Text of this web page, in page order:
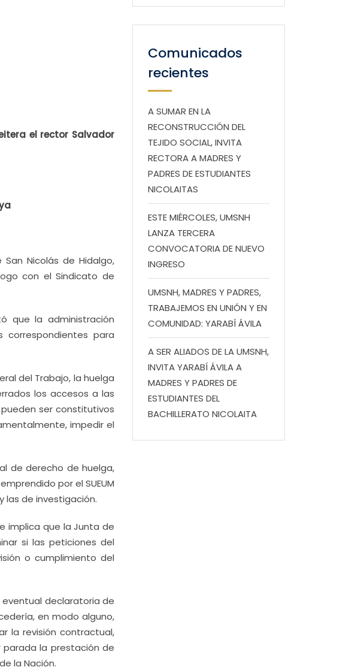
el rector Salvador
Nicolás de Hidalgo,
con el Sindicato de
que la administración
para
del Trabajo, la huelga
los accesos a las
ser constitutivos
impedir el
de derecho de huelga,
por el SUEUM
las de investigación.
implica que la Junta de
si las peticiones del
o cumplimiento del
declaratoria de
en modo alguno,
la revisión contractual,
la prestación de
la Nación.
Comunicados
recientes
A SUMAR EN LA
RECONSTRUCCIÓN DEL
TEJIDO SOCIAL, INVITA
RECTORA A MADRES Y
PADRES DE ESTUDIANTES
NICOLAITAS
ESTE MIÉRCOLES, UMSNH
LANZA TERCERA
CONVOCATORIA DE NUEVO
INGRESO
UMSNH, MADRES Y PADRES,
TRABAJEMOS EN UNIÓN Y EN
COMUNIDAD: YARABÍ ÁVILA
A SER ALIADOS DE LA UMSNH,
INVITA YARABÍ ÁVILA A
MADRES Y PADRES DE
ESTUDIANTES DEL
BACHILLERATO NICOLAITA